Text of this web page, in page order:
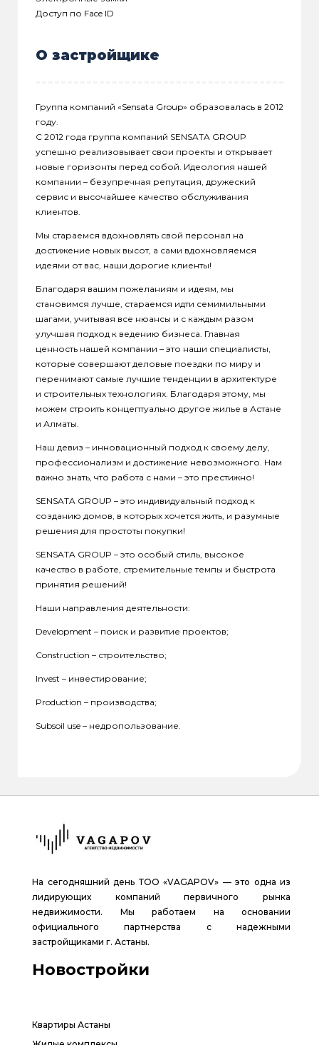
Доступ по Face ID
О застройщике
Группа компаний «Sensata Group» образовалась в 2012
году.
С 2012 года группа компаний SENSATA GROUP
успешно реализовывает свои проекты и открывает
новые горизонты перед собой. Идеология нашей
компании – безупречная репутация, дружеский
сервис и высочайшее качество обслуживания
клиентов.
Мы стараемся вдохновлять свой персонал на
достижение новых высот, а сами вдохновляемся
идеями от вас, наши дорогие клиенты!
Благодаря вашим пожеланиям и идеям, мы
становимся лучше, стараемся идти семимильными
шагами, учитывая все нюансы и с каждым разом
улучшая подход к ведению бизнеса. Главная
ценность нашей компании – это наши специалисты,
которые совершают деловые поездки по миру и
перенимают самые лучшие тенденции в архитектуре
и строительных технологиях. Благодаря этому, мы
можем строить концептуально другое жилье в Астане
и Алматы.
Наш девиз – инновационный подход к своему делу,
профессионализм и достижение невозможного. Нам
важно знать, что работа с нами – это престижно!
SENSATA GROUP – это индивидуальный подход к
созданию домов, в которых хочется жить, и разумные
решения для простоты покупки!
SENSATA GROUP – это особый стиль, высокое
качество в работе, стремительные темпы и быстрота
принятия решений!
Наши направления деятельности:
Development – поиск и развитие проектов;
Construction – строительство;
Invest – инвестирование;
Production – производства;
Subsoil use – недропользование.
На сегодняшний день ТОО «VAGAPOV» — это одна из
лидирующих компаний первичного рынка
недвижимости. Мы работаем на основании
официального партнерства с надежными
застройщиками г. Астаны.
Новостройки
Квартиры Астаны